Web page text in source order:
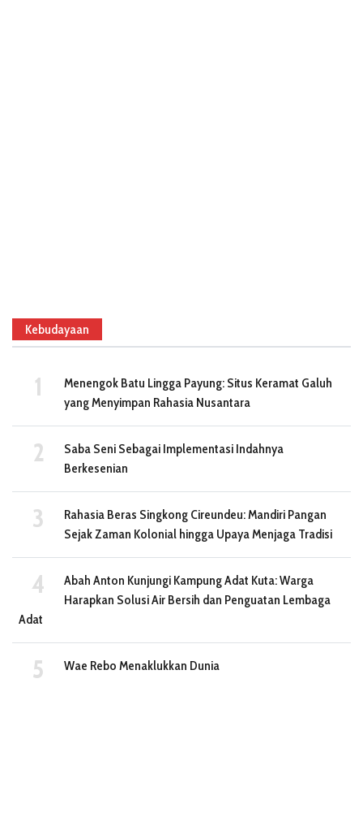
Kebudayaan
Menengok Batu Lingga Payung: Situs Keramat Galuh
yang Menyimpan Rahasia Nusantara
Saba Seni Sebagai Implementasi Indahnya
Berkesenian
Rahasia Beras Singkong Cireundeu: Mandiri Pangan
Sejak Zaman Kolonial hingga Upaya Menjaga Tradisi
Abah Anton Kunjungi Kampung Adat Kuta: Warga
Harapkan Solusi Air Bersih dan Penguatan Lembaga
Adat
Wae Rebo Menaklukkan Dunia